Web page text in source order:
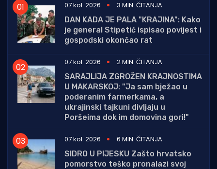
07 kol. 2026
3 MIN. ČITANJA
DAN KADA JE PALA "KRAJINA": Kako
je general Stipetić ispisao povijest i
gospodski okončao rat
07 kol. 2026
2 MIN. ČITANJA
SARAJLIJA ZGROŽEN KRAJNOSTIMA
U MAKARSKOJ: "Ja sam bježao u
poderanim farmerkama, a
ukrajinski tajkuni divljaju u
Poršeima dok im domovina gori!"
07 kol. 2026
6 MIN. ČITANJA
SIDRO U PIJESKU Zašto hrvatsko
pomorstvo teško pronalazi svoj